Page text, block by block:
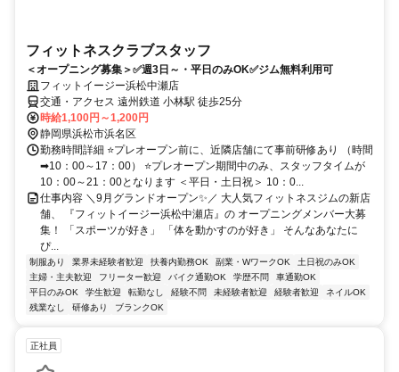
フィットネスクラブスタッフ
＜オープニング募集＞✅週3日～・平日のみOK✅ジム無料利用可
フィットイージー浜松中瀬店
交通・アクセス 遠州鉄道 小林駅 徒歩25分
時給1,100円～1,200円
静岡県浜松市浜名区
勤務時間詳細 ⭐プレオープン前に、近隣店舗にて事前研修あり （時間
➡10：00～17：00） ⭐プレオープン期間中のみ、スタッフタイムが
10：00～21：00となります ＜平日・土日祝＞ 10：0...
仕事内容 ＼9月グランドオープン✨／ 大人気フィットネスジムの新店
舗、 『フィットイージー浜松中瀬店』の オープニングメンバー大募
集！ 「スポーツが好き」 「体を動かすのが好き」 そんなあなたに
ぴ...
制服あり 業界未経験者歓迎 扶養内勤務OK 副業・WワークOK
土日祝のみOK
主婦・主夫歓迎
フリーター歓迎 バイク通勤OK 学歴不問
車通勤OK
平日のみOK
学生歓迎 転勤なし 経験不問 未経験者歓迎 経験者歓迎
ネイルOK
残業なし
研修あり ブランクOK
正社員